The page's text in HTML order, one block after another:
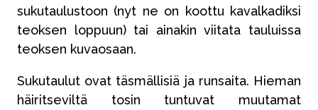
sukutaulustoon (nyt ne on koottu kavalkadiksi
teoksen loppuun) tai ainakin viitata tauluissa
teoksen kuvaosaan.
Sukutaulut ovat täsmällisiä ja runsaita. Hieman
häiritseviltä tosin tuntuvat muutamat